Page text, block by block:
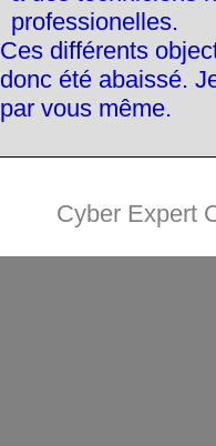
professionelles.
Ces différents
donc été abaissé.
par vous même.
Cyber Expert